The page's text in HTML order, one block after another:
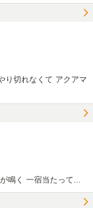
り切れなくて アクアマ
鳴く 一宿当たって...